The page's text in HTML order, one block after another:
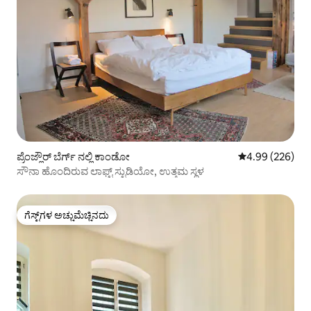
ಪ್ರೆಂಜ್ಲೌರ್ ಬೆರ್ಗ್ ನಲ್ಲಿ ಕಾಂಡೋ 5 ರಲ್ಲಿ 4.99
4.99 (226)
ಸೌನಾ ಹೊಂದಿರುವ ಲಾಫ್ಟ್ ಸ್ಟುಡಿಯೋ, ಉತ್ತಮ ಸ್ಥಳ
ಗೆಸ್ಟ್‌ಗಳ ಅಚ್ಚುಮೆಚ್ಚಿನದು
ಗೆಸ್ಟ್‌ಗಳ ಅಚ್ಚುಮೆಚ್ಚಿನದು